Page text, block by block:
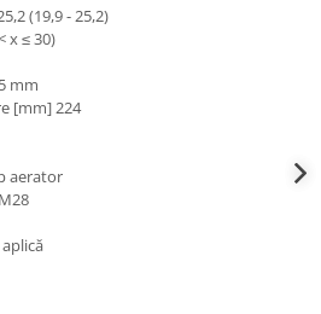
(19,9 - 25,2)
x ≤ 30)
mm
[mm] 224
aerator